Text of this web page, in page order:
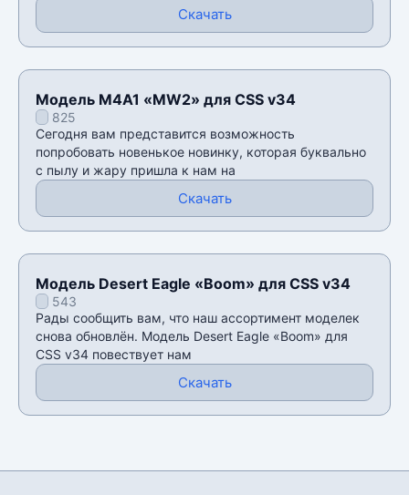
Скачать
Модель M4A1 «MW2» для CSS v34
825
Сегодня вам представится возможность
попробовать новенькое новинку, которая буквально
с пылу и жару пришла к нам на
Скачать
Модель Desert Eagle «Boom» для CSS v34
543
Рады сообщить вам, что наш ассортимент моделек
снова обновлён. Модель Desert Eagle «Boom» для
CSS v34 повествует нам
Скачать